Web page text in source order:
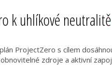
k uhlíkové neutralitě
ProjectZero s cílem
zdroje a aktivní